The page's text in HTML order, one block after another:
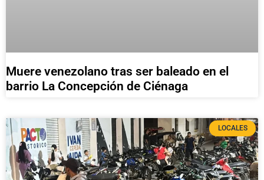
Muere venezolano tras ser baleado en el
barrio La Concepción de Ciénaga
LOCALES